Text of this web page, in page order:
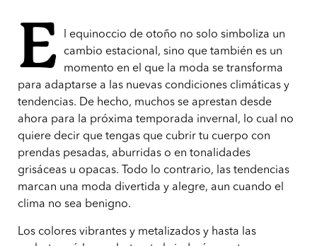
E
l equinoccio de otoño no solo simboliza un
cambio estacional, sino que también es un
momento en el que la moda se transforma
para adaptarse a las nuevas condiciones climáticas y
tendencias. De hecho, muchos se aprestan desde
ahora para la próxima temporada invernal, lo cual no
quiere decir que tengas que cubrir tu cuerpo con
prendas pesadas, aburridas o en tonalidades
grisáceas u opacas. Todo lo contrario, las tendencias
marcan una moda divertida y alegre, aun cuando el
clima no sea benigno.
Los colores vibrantes y metalizados y hasta las